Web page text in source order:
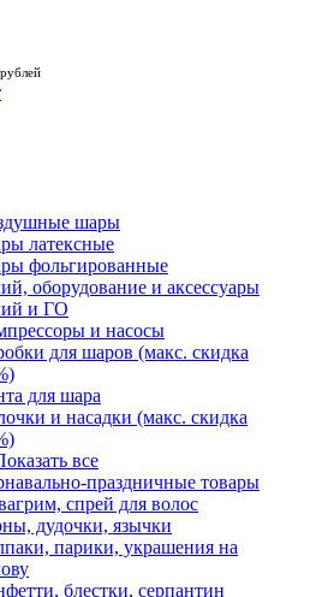
шары
латексные
фольгированные
оборудование и аксессуары
и ГО
и насосы
для шаров (макс. скидка
для шара
и насадки (макс. скидка
все
праздничные товары
спрей для волос
дудочки, язычки
парики, украшения на
блестки, серпантин